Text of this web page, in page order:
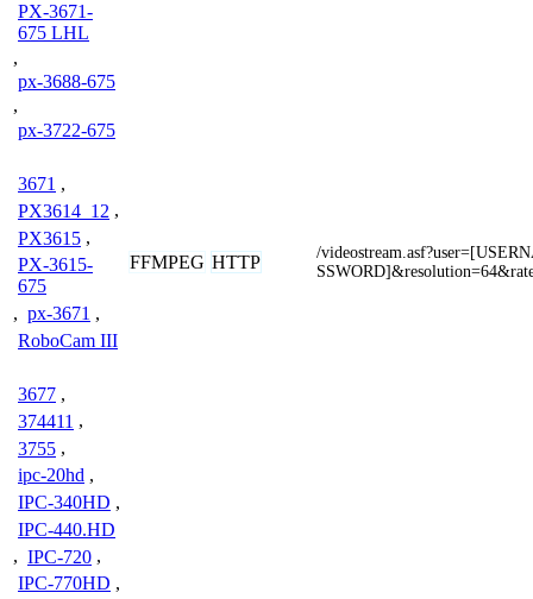
PX-3671-
675 LHL
,
px-3688-675
,
px-3722-675
3671 ,
PX3614_12 ,
PX3615 ,
PX-3615-
675
, px-3671 ,
RoboCam III
FFMPEG HTTP
/
3677 ,
374411 ,
3755 ,
ipc-20hd ,
IPC-340HD ,
IPC-440.HD
, IPC-720 ,
IPC-770HD ,